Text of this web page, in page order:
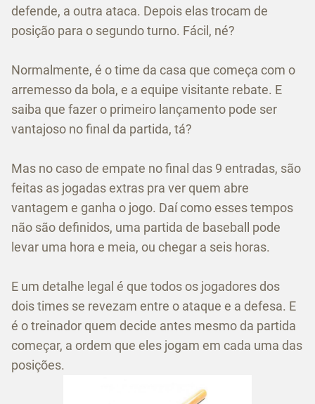
defende, a outra ataca. Depois elas trocam de
posição para o segundo turno. Fácil, né?
Normalmente, é o time da casa que começa com o
arremesso da bola, e a equipe visitante rebate. E
saiba que fazer o primeiro lançamento pode ser
vantajoso no final da partida, tá?
Mas no caso de empate no final das 9 entradas, são
feitas as jogadas extras pra ver quem abre
vantagem e ganha o jogo. Daí como esses tempos
não são definidos, uma partida de baseball pode
levar uma hora e meia, ou chegar a seis horas.
E um detalhe legal é que todos os jogadores dos
dois times se revezam entre o ataque e a defesa. E
é o treinador quem decide antes mesmo da partida
começar, a ordem que eles jogam em cada uma das
posições.